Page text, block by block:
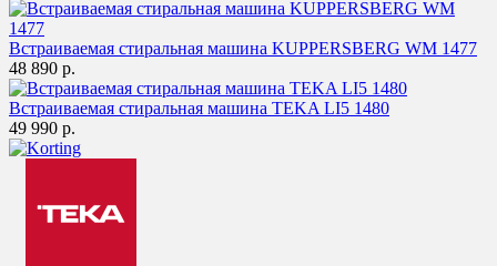
Встраиваемая стиральная машина KUPPERSBERG WM 1477
48 890 р.
Встраиваемая стиральная машина TEKA LI5 1480
49 990 р.